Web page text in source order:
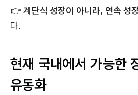
👉계단식 성장이 아니라, 연속 성
다.
현재 국내에서 가능한
유동화